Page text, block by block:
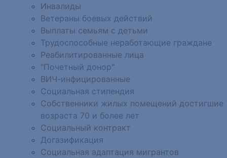
Инвалиды
Ветераны боевых действий
Выплаты семьям с детьми
Трудоспособные неработающие граждане
Реабилитированные лица
"Почетный донор"
ВИЧ-инфицированные
Социальная стипендия
Собственники жилых помещений достигшие
возраста 70 и более лет
Социальный контракт
Догазификация
Социальная адаптация мигрантов